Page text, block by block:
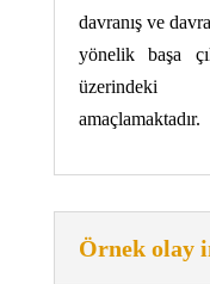
davranış ve
yönelik başa
üzerindeki
amaçlamaktadır.
Örnek olay